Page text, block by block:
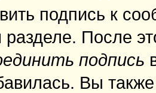
подпись к
разделе. После
подпись
Вы